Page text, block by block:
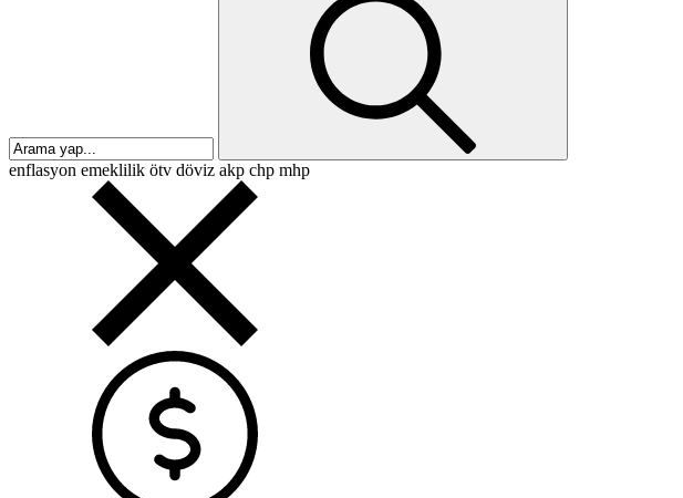
enflasyon emeklilik ötv döviz akp chp mhp